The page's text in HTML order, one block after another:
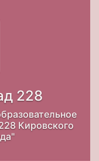
228
Кировского